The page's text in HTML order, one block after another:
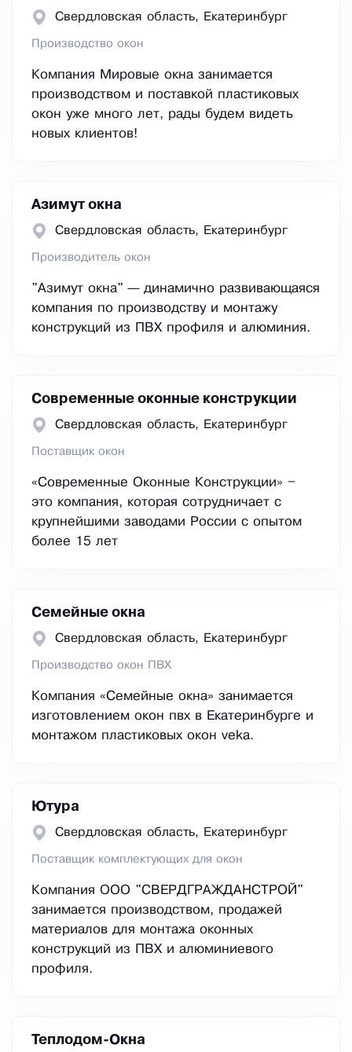
Свердловская область, Екатеринбург
Производство окон
Компания Мировые окна занимается
производством и поставкой пластиковых
окон уже много лет, рады будем видеть
новых клиентов!
Азимут окна
Свердловская область, Екатеринбург
Производитель окон
"Азимут окна" — динамично развивающаяся
компания по производству и монтажу
конструкций из ПВХ профиля и алюминия.
Современные оконные конструкции
Свердловская область, Екатеринбург
Поставщик окон
«Современные Оконные Конструкции» –
это компания, которая сотрудничает с
крупнейшими заводами России с опытом
более 15 лет
Семейные окна
Свердловская область, Екатеринбург
Производство окон ПВХ
Компания «Семейные окна» занимается
изготовлением окон пвх в Екатеринбурге и
монтажом пластиковых окон veka.
Ютура
Свердловская область, Екатеринбург
Поставщик комплектующих для окон
Компания ООО "СВЕРДГРАЖДАНСТРОЙ"
занимается производством, продажей
материалов для монтажа оконных
конструкций из ПВХ и алюминиевого
профиля.
Теплодом-Окна